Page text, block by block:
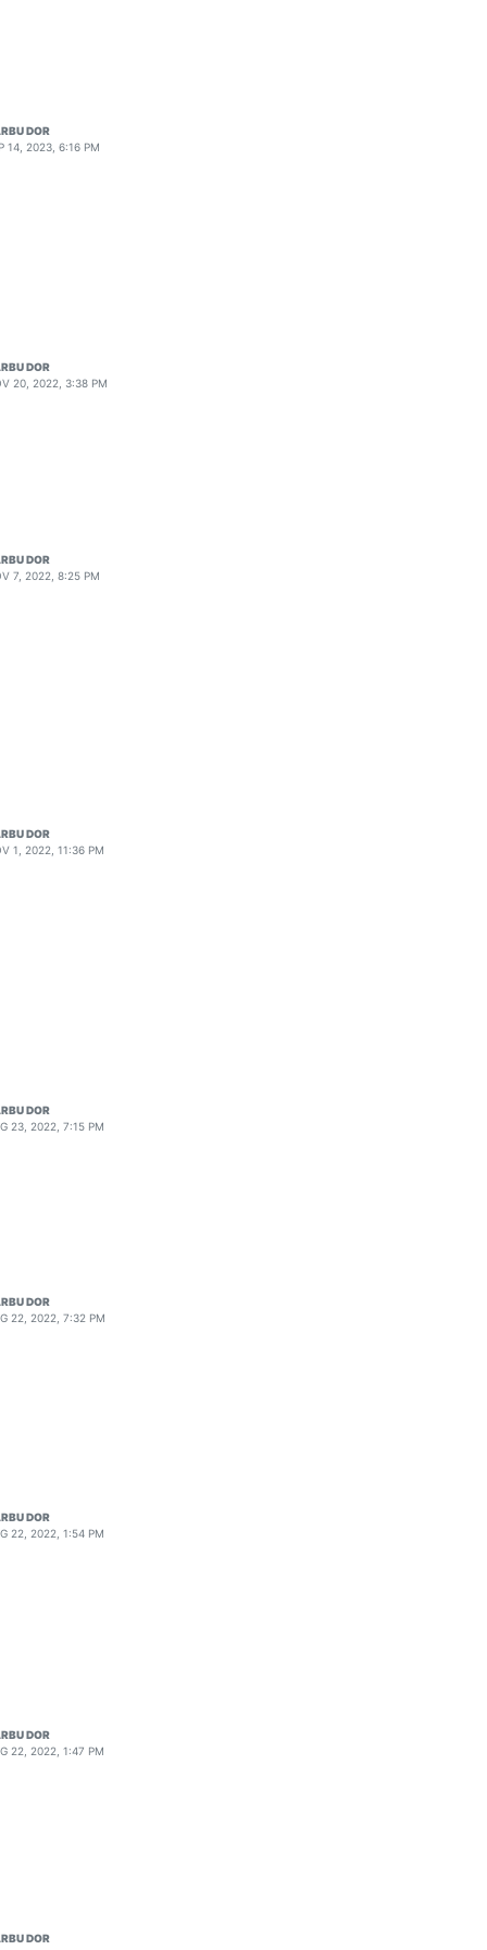
DOR
14, 2023, 6:16 PM
DOR
20, 2022, 3:38 PM
DOR
7, 2022, 8:25 PM
DOR
1, 2022, 11:36 PM
DOR
23, 2022, 7:15 PM
DOR
22, 2022, 7:32 PM
DOR
22, 2022, 1:54 PM
DOR
22, 2022, 1:47 PM
DOR